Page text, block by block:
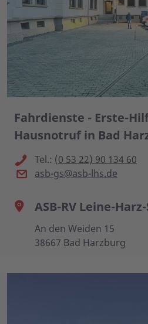
Fahrdienste - Erste-
Hausnotruf in Bad
Tel.: (0 53 22) 90 134 60
asb-gs@asb-lhs.de
ASB-RV Leine-
An den Weiden 15
38667 Bad Harzburg